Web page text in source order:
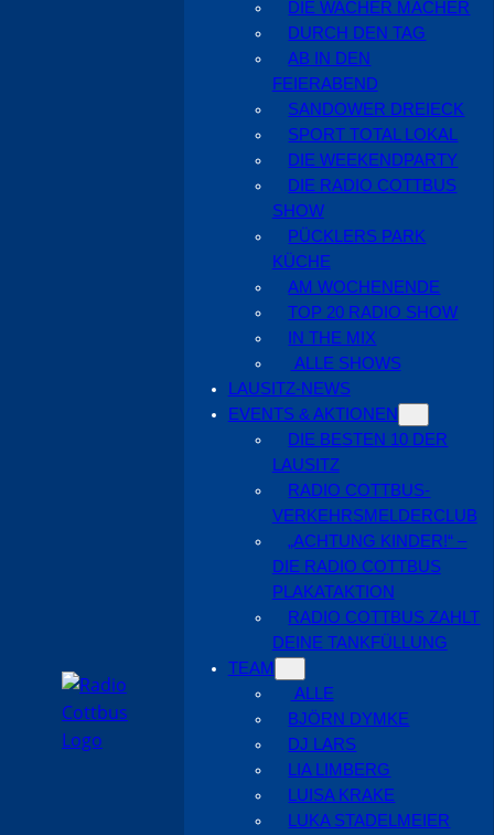
DIE WACHER MACHER
DURCH DEN TAG
AB IN DEN
FEIERABEND
SANDOWER DREIECK
SPORT TOTAL LOKAL
DIE WEEKENDPARTY
DIE RADIO COTTBUS
SHOW
PÜCKLERS PARK
KÜCHE
AM WOCHENENDE
TOP 20 RADIO SHOW
IN THE MIX
ALLE SHOWS
LAUSITZ-NEWS
EVENTS & AKTIONEN
DIE BESTEN 10 DER
LAUSITZ
RADIO COTTBUS-
VERKEHRSMELDERCLUB
„ACHTUNG KINDER!“ –
DIE RADIO COTTBUS
PLAKATAKTION
RADIO COTTBUS ZAHLT
DEINE TANKFÜLLUNG
TEAM
ALLE
BJÖRN DYMKE
DJ LARS
LIA LIMBERG
LUISA KRAKE
LUKA STADELMEIER